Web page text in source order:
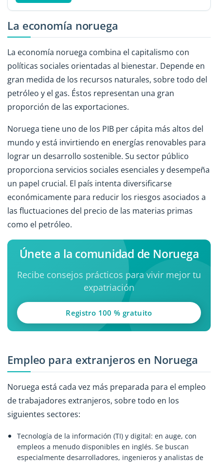
La economía noruega
La economía noruega combina el capitalismo con
políticas sociales orientadas al bienestar. Depende en
gran medida de los recursos naturales, sobre todo del
petróleo y el gas. Éstos representan una gran
proporción de las exportaciones.
Noruega tiene uno de los PIB per cápita más altos del
mundo y está invirtiendo en energías renovables para
lograr un desarrollo sostenible. Su sector público
proporciona servicios sociales esenciales y desempeña
un papel crucial. El país intenta diversificarse
económicamente para reducir los riesgos asociados a
las fluctuaciones del precio de las materias primas
como el petróleo.
Únete a la comunidad de Noruega
Recibe consejos prácticos para vivir mejor tu
expatriación
Registro 100 % gratuito
Empleo para extranjeros en Noruega
Noruega está cada vez más preparada para el empleo
de trabajadores extranjeros, sobre todo en los
siguientes sectores:
Tecnología de la información (TI) y digital: en auge, con
empleos a menudo disponibles en inglés. Se buscan
especialmente desarrolladores, ingenieros y analistas de